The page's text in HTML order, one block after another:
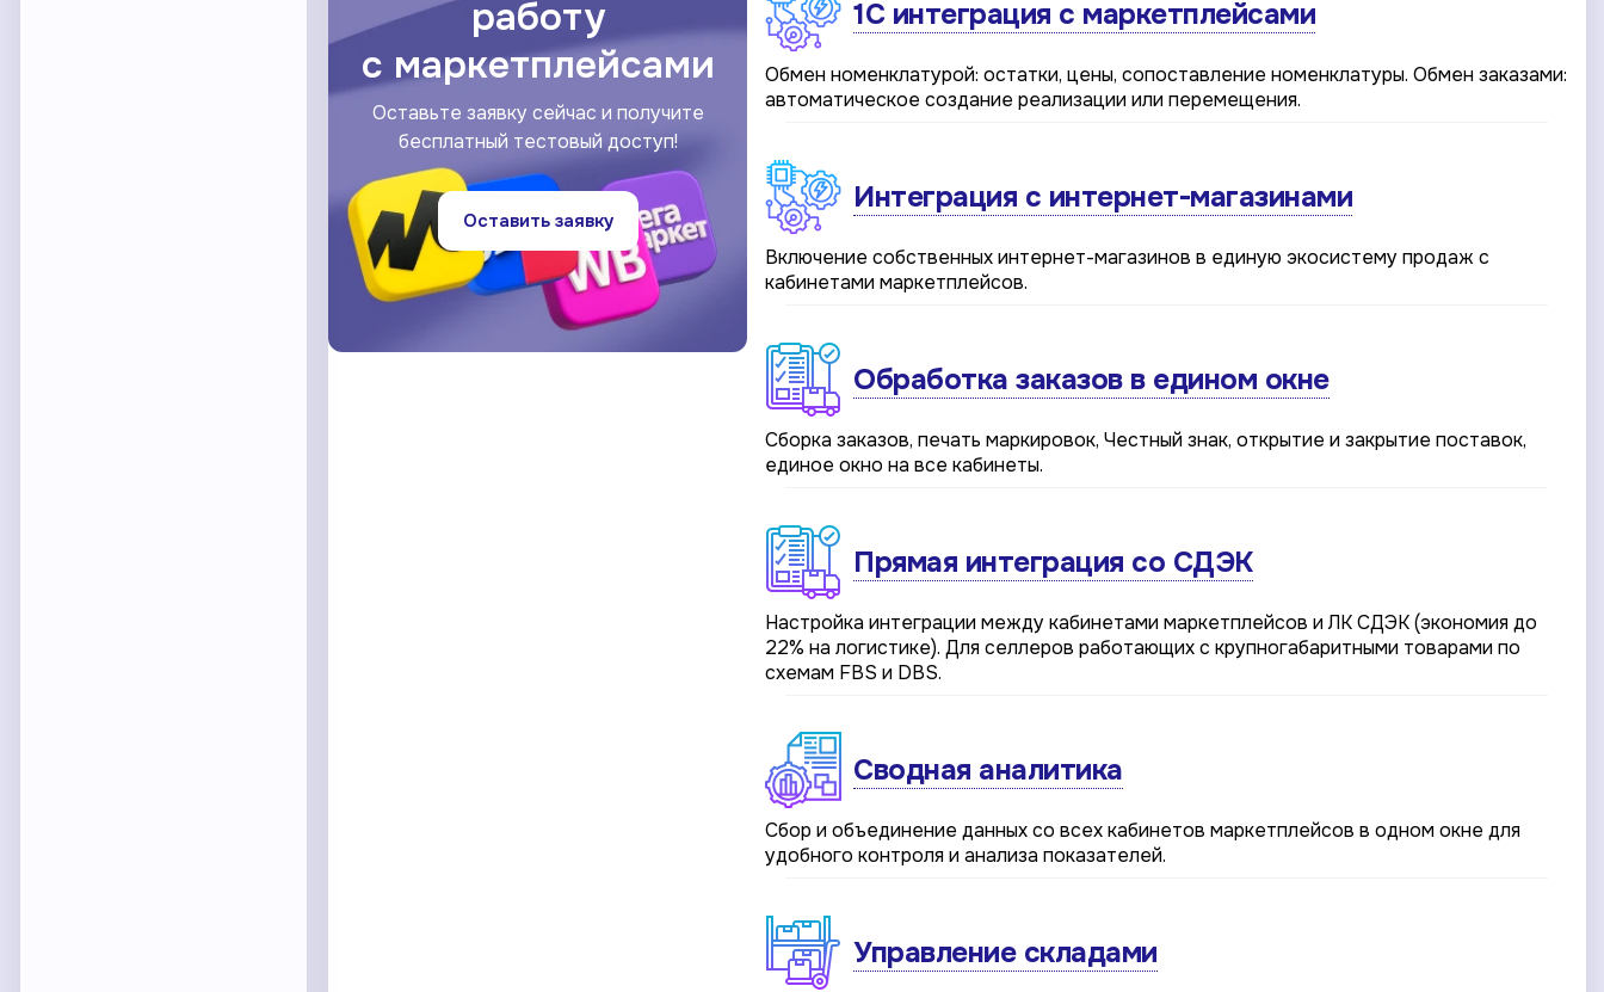
работу
c маркетплейсами
Оставьте заявку сейчас и получите
бесплатный тестовый доступ!
Оставить заявку
1С интеграция с маркетплейсами
Обмен номенклатурой: остатки, цены, сопоставление номенклатуры. Обмен заказами:
автоматическое создание реализации или перемещения.
Интеграция с интернет-магазинами
Включение собственных интернет-магазинов в единую экосистему продаж с
кабинетами маркетплейсов.
Обработка заказов в едином окне
Сборка заказов, печать маркировок, Честный знак, открытие и закрытие поставок,
единое окно на все кабинеты.
Прямая интеграция со СДЭК
Настройка интеграции между кабинетами маркетплейсов и ЛК СДЭК (экономия до
22% на логистике). Для селлеров работающих с крупногабаритными товарами по
схемам FBS и DBS.
Сводная аналитика
Сбор и объединение данных со всех кабинетов маркетплейсов в одном окне для
удобного контроля и анализа показателей.
Управление складами
Подключение к
Подключение к
Подключение к
Подключение к
Подключение к
Подключение к